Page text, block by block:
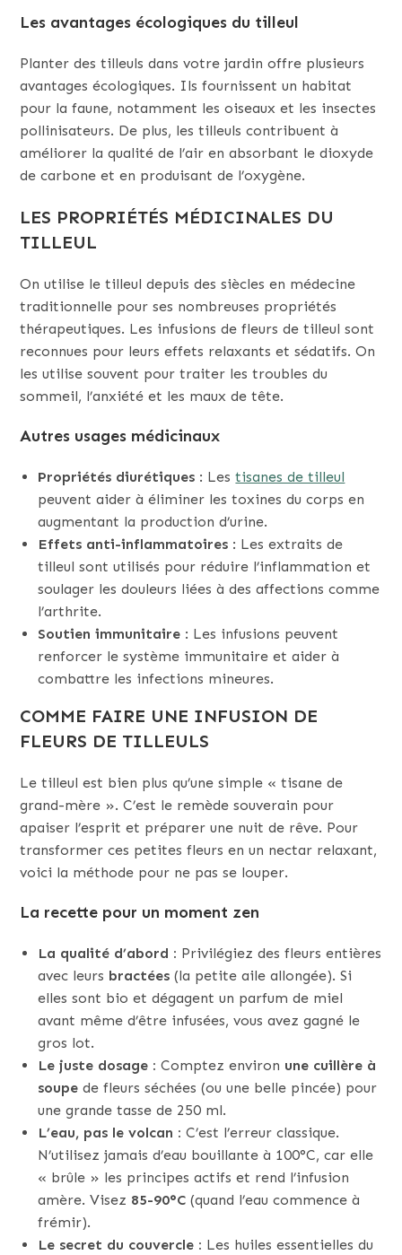
Les avantages écologiques du tilleul
Planter des tilleuls dans votre jardin offre plusieurs
avantages écologiques. Ils fournissent un habitat
pour la faune, notamment les oiseaux et les insectes
pollinisateurs. De plus, les tilleuls contribuent à
améliorer la qualité de l’air en absorbant le dioxyde
de carbone et en produisant de l’oxygène.
LES PROPRIÉTÉS MÉDICINALES DU
TILLEUL
On utilise le tilleul depuis des siècles en médecine
traditionnelle pour ses nombreuses propriétés
thérapeutiques. Les infusions de fleurs de tilleul sont
reconnues pour leurs effets relaxants et sédatifs. On
les utilise souvent pour traiter les troubles du
sommeil, l’anxiété et les maux de tête.
Autres usages médicinaux
Propriétés diurétiques : Lestisanes de tilleul
peuvent aider à éliminer les toxines du corps en
augmentant la production d’urine.
Effets anti-inflammatoires : Les extraits de
tilleul sont utilisés pour réduire l’inflammation et
soulager les douleurs liées à des affections comme
l’arthrite.
Soutien immunitaire : Les infusions peuvent
renforcer le système immunitaire et aider à
combattre les infections mineures.
COMME FAIRE UNE INFUSION DE
FLEURS DE TILLEULS
Le tilleul est bien plus qu’une simple « tisane de
grand-mère ». C’est le remède souverain pour
apaiser l’esprit et préparer une nuit de rêve. Pour
transformer ces petites fleurs en un nectar relaxant,
voici la méthode pour ne pas se louper.
La recette pour un moment zen
La qualité d’abord : Privilégiez des fleurs entières
avec leurs bractées (la petite aile allongée). Si
elles sont bio et dégagent un parfum de miel
avant même d’être infusées, vous avez gagné le
gros lot.
Le juste dosage : Comptez environ une cuillère à
soupe de fleurs séchées (ou une belle pincée) pour
une grande tasse de 250 ml.
L’eau, pas le volcan : C’est l’erreur classique.
N’utilisez jamais d’eau bouillante à 100°C, car elle
« brûle » les principes actifs et rend l’infusion
amère. Visez 85-90°C (quand l’eau commence à
frémir).
Le secret du couvercle : Les huiles essentielles du